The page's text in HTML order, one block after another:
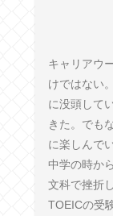
キャリアウ
けではない
に没頭して
きた。でも
に楽しんで
中学の時か
文科で挫折
TOEICの受